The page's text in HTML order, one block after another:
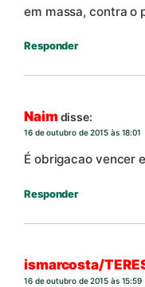
em massa, contra o
Responder
Naimdisse:
16 de outubro de 2015 às 18:01
É obrigacao vencer
Responder
ismarcosta/
16 de outubro de 2015 às 15:59